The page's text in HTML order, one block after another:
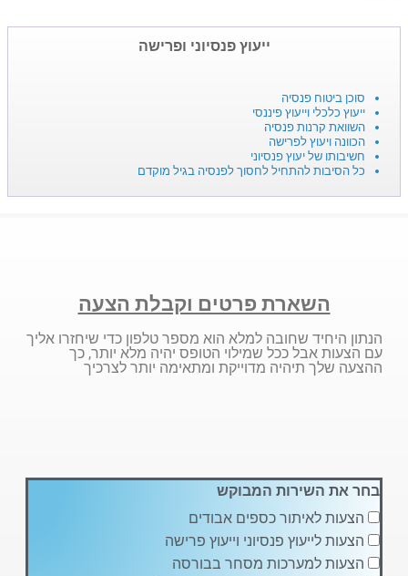
ייעוץ פנסיוני ופרישה
סוכן ביטוח פנסיה
ייעוץ כלכלי וייעוץ פיננסי
השוואת קרנות פנסיה
הכוונה ויעוץ לפרישה
חשיבותו של יעוץ פנסיוני
כל הסיבות להתחיל לחסוך לפנסיה בגיל מוקדם
השארת פרטים וקבלת הצעה
הנתון היחיד שחובה למלא הוא מספר טלפון כדי שיחזרו אליך
עם הצעות אבל ככל שמילוי הטופס יהיה מלא יותר, כך
ההצעה שלך תיהיה מדוייקת ומתאימה יותר לצרכיך
בחר את השירות המבוקש
הצעות לאיתור כספים אבודים
הצעות לייעוץ פנסיוני וייעוץ פרישה
הצעות למערכות מסחר בבורסה